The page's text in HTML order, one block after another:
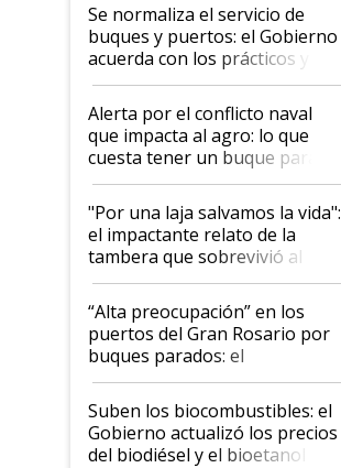
Se normaliza el servicio de
buques y puertos: el Gobierno
acuerda con los prácticos y
suspende el decreto de
desregulación
Alerta por el conflicto naval
que impacta al agro: lo que
cuesta tener un buque parado
y el peligro de que Argentina
pase a ser "país sucio"
"Por una laja salvamos la vida":
el impactante relato de la
tambera que sobrevivió al
tornado
“Alta preocupación” en los
puertos del Gran Rosario por
buques parados: el
funcionamiento de las
exportadoras en tensión tras
la medida de fuerza de los
prácticos
Suben los biocombustibles: el
Gobierno actualizó los precios
del biodiésel y el bioetanol